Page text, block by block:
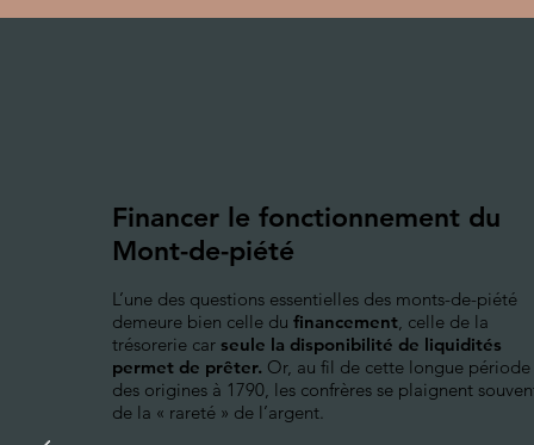
Financer le fonctionnement du
Mont-de-piété
L’une des questions essentielles des monts-de-piété
demeure bien celle du financement, celle de la
trésorerie car seule la disponibilité de liquidités
permet de prêter. Or, au fil de cette longue période
des origines à 1790, les confrères se plaignent
de la « rareté » de l’argent.